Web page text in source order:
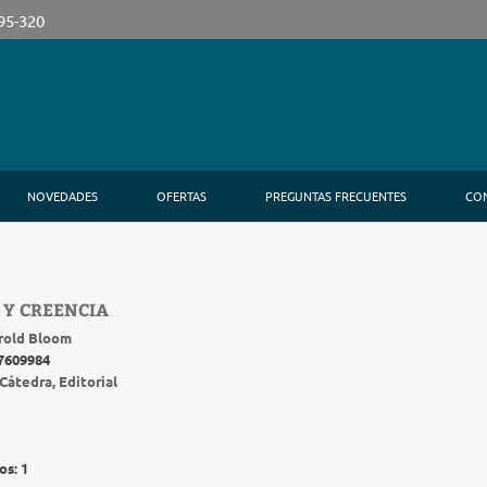
320
NOVEDADES OFERTAS PREGUNTAS FRECUENTES
CREENCIA
Bloom
Cátedra, Editorial
1